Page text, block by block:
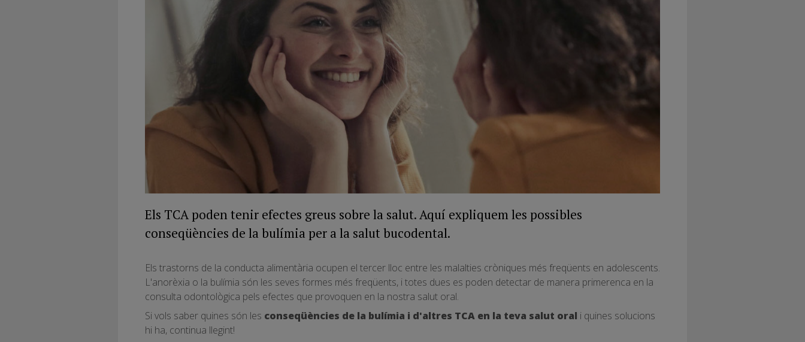
Els TCA poden tenir efectes greus sobre la salut. Aquí expliquem les possibles
conseqüències de la bulímia per a la salut bucodental.
Els trastorns de la conducta alimentària ocupen el tercer lloc entre les malalties cròniques més freqüents en adolescents.
L'anorèxia o la bulímia són les seves formes més freqüents, i totes dues es poden detectar de manera primerenca en la
consulta odontològica pels efectes que provoquen en la nostra salut oral.
Si vols saber quines són les conseqüències de la bulímia i d'altres TCA en la teva salut oral i quines solucions
hi ha, continua llegint!